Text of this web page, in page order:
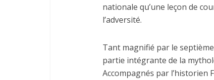
nationale qu’une leçon de
l’adversité.
Tant magnifié par le
partie intégrante de la
Accompagnés par l’historien